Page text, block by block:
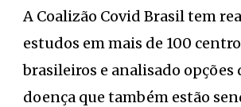
A Coalizão Covid Brasil tem
estudos em mais de 100
brasileiros e analisado opções
doença que também estão